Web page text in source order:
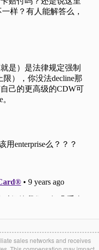
sales networks and receives